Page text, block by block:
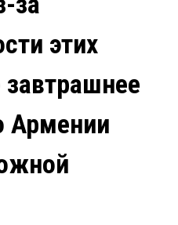
этих
Армении